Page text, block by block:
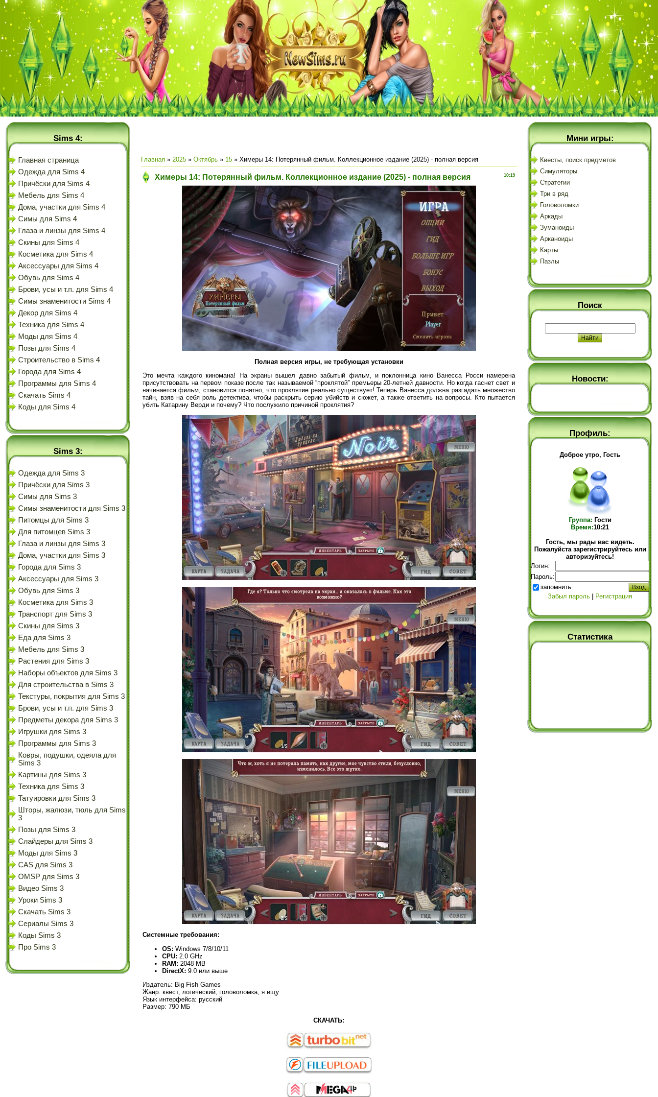
Sims 4:
Главная страница
Одежда для Sims 4
Причёски для Sims 4
Мебель для Sims 4
Дома, участки для Sims 4
Симы для Sims 4
Глаза и линзы для Sims 4
Скины для Sims 4
Косметика для Sims 4
Аксессуары для Sims 4
Обувь для Sims 4
Брови, усы и т.п. для Sims 4
Симы знаменитости Sims 4
Декор для Sims 4
Техника для Sims 4
Моды для Sims 4
Позы для Sims 4
Строительство в Sims 4
Города для Sims 4
Программы для Sims 4
Скачать Sims 4
Коды для Sims 4
Sims 3:
Одежда для Sims 3
Причёски для Sims 3
Симы для Sims 3
Симы знаменитости для Sims 3
Питомцы для Sims 3
Для питомцев Sims 3
Глаза и линзы для Sims 3
Дома, участки для Sims 3
Города для Sims 3
Аксессуары для Sims 3
Обувь для Sims 3
Косметика для Sims 3
Транспорт для Sims 3
Скины для Sims 3
Еда для Sims 3
Мебель для Sims 3
Растения для Sims 3
Наборы объектов для Sims 3
Для строительства в Sims 3
Текстуры, покрытия для Sims 3
Брови, усы и т.п. для Sims 3
Предметы декора для Sims 3
Игрушки для Sims 3
Программы для Sims 3
Ковры, подушки, одеяла для
Sims 3
Картины для Sims 3
Техника для Sims 3
Татуировки для Sims 3
Шторы, жалюзи, тюль для Sims
3
Позы для Sims 3
Слайдеры для Sims 3
Моды для Sims 3
CAS для Sims 3
OMSP для Sims 3
Видео Sims 3
Уроки Sims 3
Скачать Sims 3
Сериалы Sims 3
Коды Sims 3
Про Sims 3
Главная » 2025 » Октябрь » 15 » Химеры 14: Потерянный фильм. Коллекционное издание (2025) - полная версия
10:19
Химеры 14: Потерянный фильм. Коллекционное издание (2025) - полная версия
Полная версия игры, не требующая установки
Это мечта каждого киномана! На экраны вышел давно забытый фильм, и поклонница кино Ванесса Росси намерена
присутствовать на первом показе после так называемой “проклятой” премьеры 20-летней давности. Но когда гаснет свет и
начинается фильм, становится понятно, что проклятие реально существует! Теперь Ванесса должна разгадать множество
тайн, взяв на себя роль детектива, чтобы раскрыть серию убийств и сюжет, а также ответить на вопросы. Кто пытается
убить Катарину Верди и почему? Что послужило причиной проклятия?
Системные требования:
OS: Windows 7/8/10/11
CPU: 2.0 GHz
RAM: 2048 MB
DirectX: 9.0 или выше
Издатель: Big Fish Games
Жанр: квест, логический, головоломка, я ищу
Язык интерфейса: русский
Размер: 790 МБ
СКАЧАТЬ:
Мини игры:
Квесты, поиск предметов
Симуляторы
Стратегии
Три в ряд
Головоломки
Аркады
Зуманоиды
Арканоиды
Карты
Пазлы
Поиск
Новости:
Профиль:
Доброе утро, Гость
Группа: Гости
Время:10:21
Гость, мы рады вас видеть.
Пожалуйста зарегистрируйтесь или
авторизуйтесь!
Логин:
Пароль:
запомнить
Забыл пароль
Регистрация
Статистика